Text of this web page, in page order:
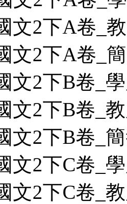
文2下A卷_
文2下A卷_
文2下B卷_
文2下B卷_
文2下B卷_
文2下C卷_
文2下C卷_